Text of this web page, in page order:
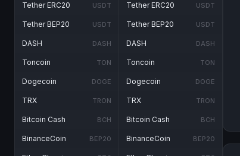
Tether ERC20 USDT
Tether BEP20 USDT
DASH DASH
Toncoin TON
Dogecoin DOGE
TRX TRON
Bitcoin Cash BCH
BinanceCoin BEP20
Tether ERC20 USDT
Tether BEP20 USDT
DASH DASH
Toncoin TON
Dogecoin DOGE
TRX TRON
Bitcoin Cash BCH
BinanceCoin BEP20